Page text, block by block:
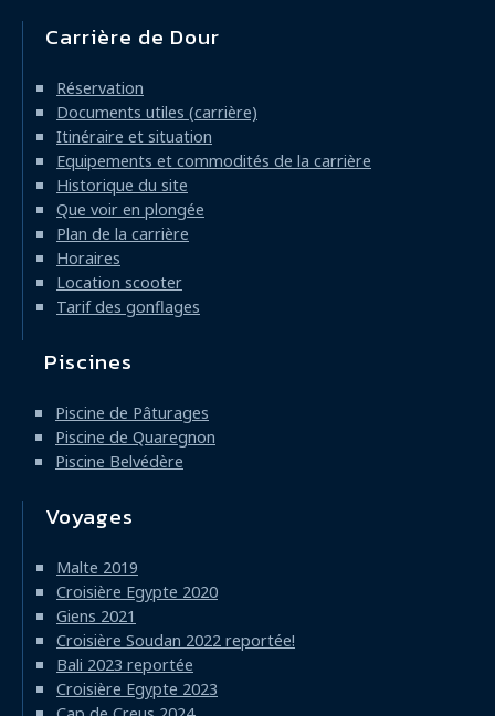
Carrière de Dour
Réservation
Documents utiles (carrière)
Itinéraire et situation
Equipements et commodités de la carrière
Historique du site
Que voir en plongée
Plan de la carrière
Horaires
Location scooter
Tarif des gonflages
Piscines
Piscine de Pâturages
Piscine de Quaregnon
Piscine Belvédère
Voyages
Malte 2019
Croisière Egypte 2020
Giens 2021
Croisière Soudan 2022 reportée!
Bali 2023 reportée
Croisière Egypte 2023